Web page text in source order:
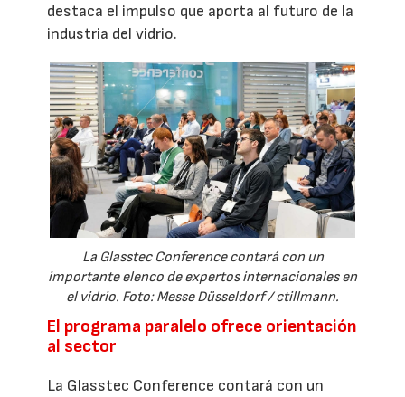
destaca el impulso que aporta al futuro de la
industria del vidrio.
La Glasstec Conference contará con un
importante elenco de expertos internacionales en
el vidrio. Foto: Messe Düsseldorf / ctillmann.
El programa paralelo ofrece orientación
al sector
La Glasstec Conference contará con un